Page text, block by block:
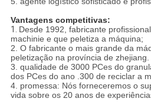
Vantagens competitivas:
1. Desde 1992, fabricante
machinie e que peletiza a máquina;
2. O fabricante o mais grande da
peletização na província de zhejiang.
3. qualidade de 3000 PCes do
dos PCes do ano .300 de reciclar a
4. promessa: Nós forneceremos o
vida sobre os 20 anos de